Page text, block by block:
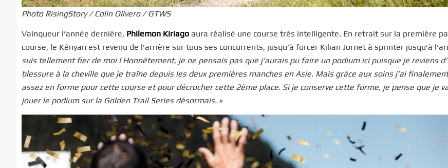
Photo RisingStory / Colin Olivero / GTWS
Vainqueur l’année dernière, Philemon Kiriago aura réalisé une course très intelligente. En retrait sur la première
course, le Kényan est revenu de l’arrière sur tous ses concurrents, jusqu’à forcer Kilian Jornet à sprinter jusqu’à
suis tellement fier de moi ! Honnêtement, je ne pensais pas que j’aurais pu faire un podium ici puisque je reviens
blessure à la cheville que je traîne depuis les deux premières manches en Asie. Mais grâce aux soins j’ai
assez en forme pour cette course et pour décrocher cette 2ème place. Si je conserve cette forme, je pense que je
jouer le podium sur la Golden Trail Series désormais. »